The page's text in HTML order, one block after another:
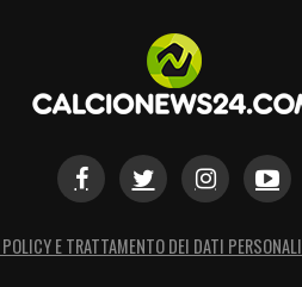
E TRATTAMENTO DEI DATI PERSONALI